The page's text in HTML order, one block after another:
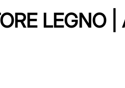
LEGNO